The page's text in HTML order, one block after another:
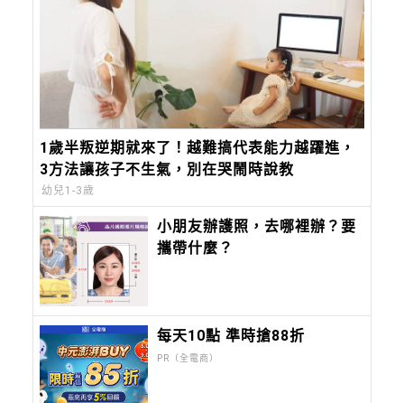
1歲半叛逆期就來了！越難搞代表能力越躍進，
3方法讓孩子不生氣，別在哭鬧時說教
幼兒1-3歲
小朋友辦護照，去哪裡辦？要
攜帶什麼？
每天10點 準時搶88折
PR（全電商）